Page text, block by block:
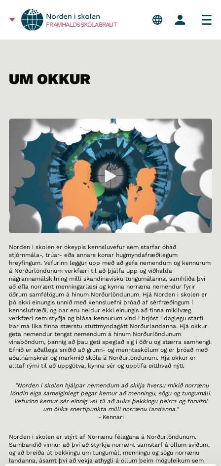
FRAMHALDSSKÓLABRAUT
UM OKKUR
Norden i skolen er ókeypis kennsluvefur sem starfar óháð
stjórnmála-, trúar- eða annars konar hugmyndafræðilegum
hreyfingum. Vefurinn leggur upp með að gefa nemendum og kennurum
á Norðurlöndunum verkfæri til að þjálfa upp og viðhalda
nágrannamálskilning milli skandinavísku tungumálanna, samhliða því
að efla norrænt menningarlæsi og kynna norræna nemendur fyrir
öðrum samfélögum á hinum Norðurlöndunum. Hjá Norden i skolen er
þó ekki einungis unnið með kennsluefni þróað af sérfræðingum í
kennslufræði, og þar eru heldur ekki einungis að finna mikilvæg
verkfæri sem styðja og blása kennurum vind í brjóst í daglegu starfi.
Þar má líka finna stærstu stuttmyndagátt Norðurlandanna. Hjá okkur
geta nemendur tengst nemendum á hinum Norðurlöndunum
vinaböndum, þannig að þau geti speglað sig í öðru og stærra samhengi.
Efnið er aðallega sniðið að grunn- og menntaskólum og er þróað með
aðalnámskrár og markmið skóla á Norðurlöndunum. Hjá okkur er
alltaf rými til að uppgötva, kynna sér og upplifa eitthvað nýtt
"Norden i skolen hjálpar nemendum að skilja hversu mikið norrænu
löndin eiga sameiginlegt þegar kemur að menningu, sögu og tungumáli.
Vefurinn kemur sér einnig vel til að auka þekkingu þeirra og forvitni
um ólíka snertipunkta milli norrænu landanna."
- Kennari
Norden i skolen er stýrt af Norrænu félagana á Norðurlöndunum.
Sambandið vinnur að því að styrkja norrænt samstarf á öllum sviðum,
og að breiða út þekkingu um tungumál, menningu og sögu norrænu
landanna, ásamt því að vekja athygli á öllum þeim möguleikum sem